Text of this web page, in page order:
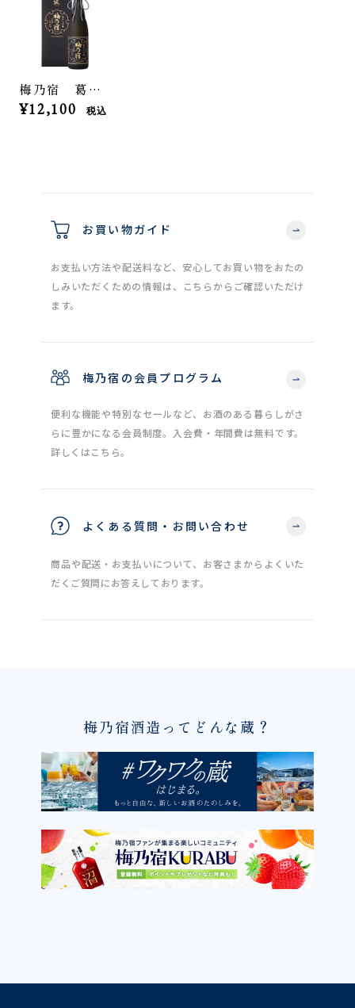
梅乃宿 葛城 純米大吟醸 1800ml
¥12,100 税込
お買い物ガイド
お支払い方法や配送料など、安心してお買い物をおたの
しみいただくための情報は、こちらからご確認いただけ
ます。
梅乃宿の会員プログラム
便利な機能や特別なセールなど、お酒のある暮らしがさ
らに豊かになる会員制度。入会費・年間費は無料です。
詳しくはこちら。
よくある質問・お問い合わせ
商品や配送・お支払いについて、お客さまからよくいた
だくご質問にお答えしております。
梅乃宿酒造ってどんな蔵？